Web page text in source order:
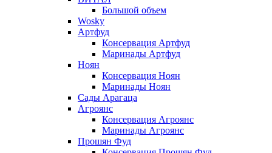
Большой объем
Wosky
Артфуд
Консервация Артфуд
Маринады Артфуд
Ноян
Консервация Ноян
Маринады Ноян
Сады Арагаца
Агроянс
Консервация Агроянс
Маринады Агроянс
Прошян Фуд